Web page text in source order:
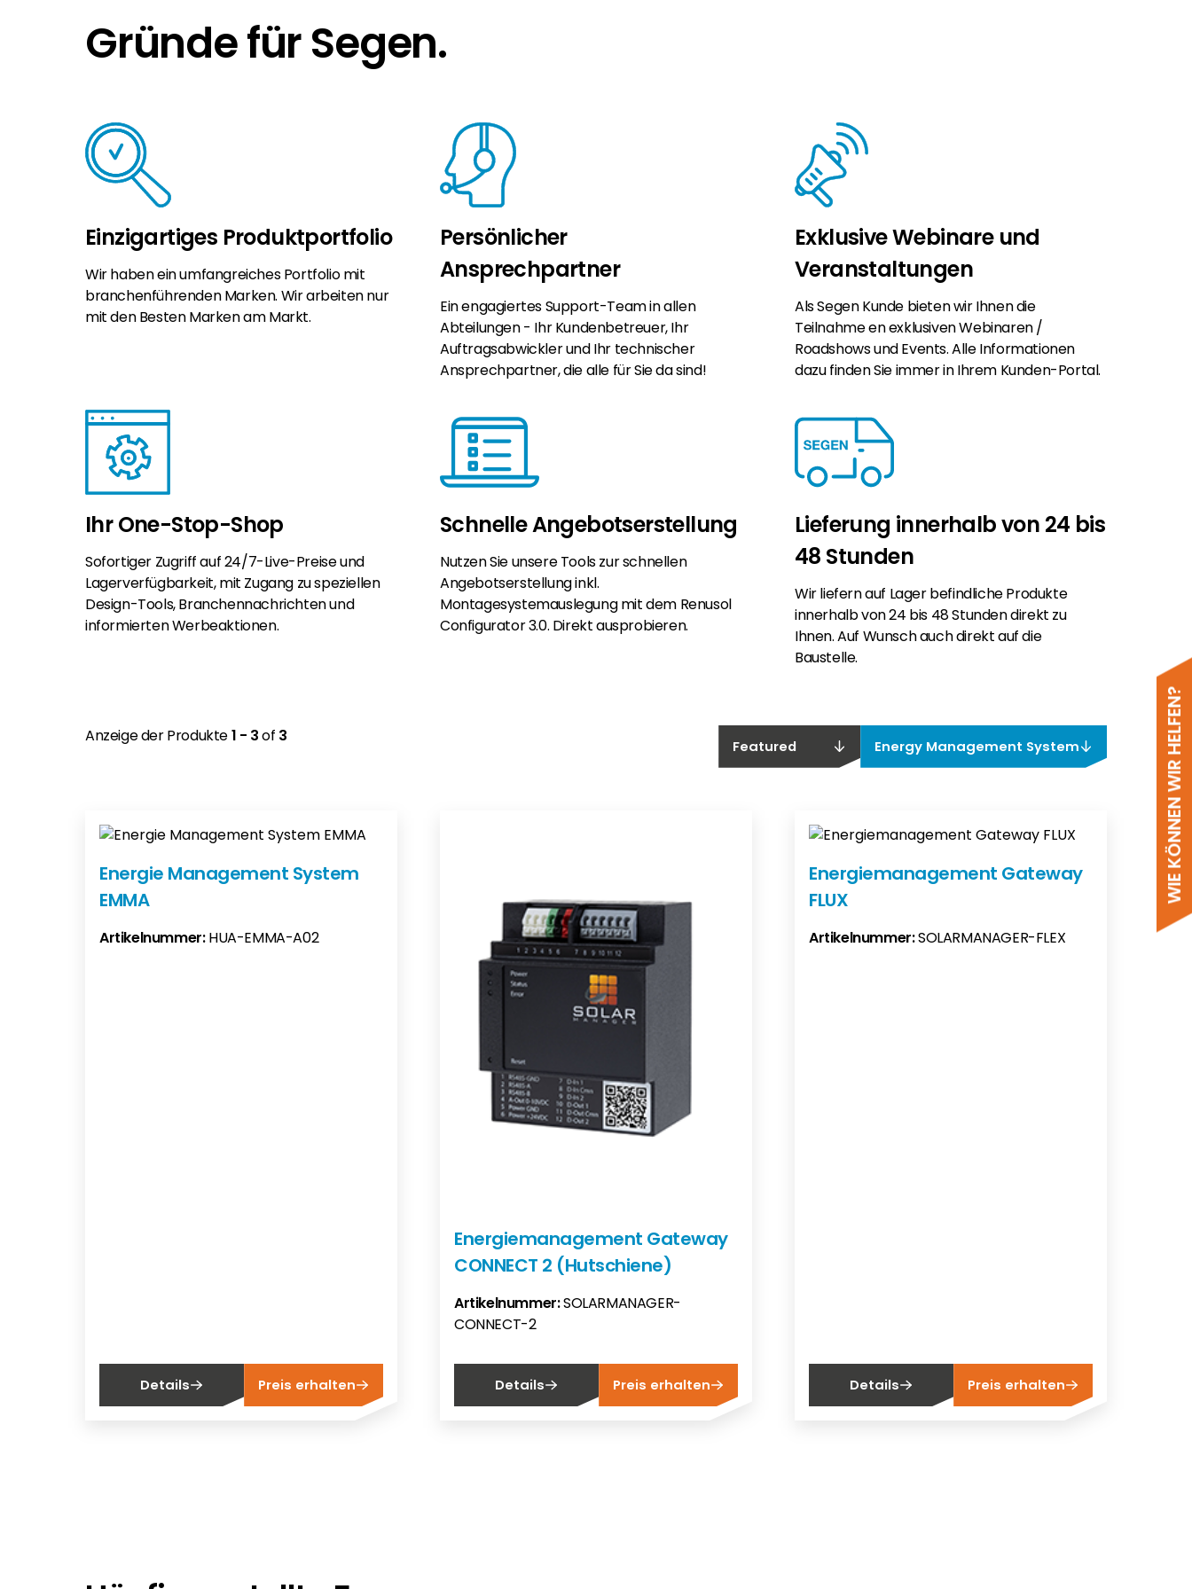
WIE KÖNNEN WIR HELFEN?
Gründe für Segen.
Einzigartiges Produktportfolio
Wir haben ein umfangreiches Portfolio mit
branchenführenden Marken. Wir arbeiten nur
mit den Besten Marken am Markt.
Persönlicher
Ansprechpartner
Ein engagiertes Support-Team in allen
Abteilungen - Ihr Kundenbetreuer, Ihr
Auftragsabwickler und Ihr technischer
Ansprechpartner, die alle für Sie da sind!
Exklusive Webinare und
Veranstaltungen
Als Segen Kunde bieten wir Ihnen die
Teilnahme en exklusiven Webinaren /
Roadshows und Events. Alle Informationen
dazu finden Sie immer in Ihrem Kunden-Portal.
Ihr One-Stop-Shop
Sofortiger Zugriff auf 24/7-Live-Preise und
Lagerverfügbarkeit, mit Zugang zu speziellen
Design-Tools, Branchennachrichten und
informierten Werbeaktionen.
Schnelle Angebotserstellung
Nutzen Sie unsere Tools zur schnellen
Angebotserstellung inkl.
Montagesystemauslegung mit dem Renusol
Configurator 3.0. Direkt ausprobieren.
Lieferung innerhalb von 24 bis
48 Stunden
Wir liefern auf Lager befindliche Produkte
innerhalb von 24 bis 48 Stunden direkt zu
Ihnen. Auf Wunsch auch direkt auf die
Baustelle.
Anzeige der Produkte1 - 3of 3
Featured Energy Management System
Energie Management System
EMMA
Artikelnummer:HUA-EMMA-A02
Details Preis erhalten
Energiemanagement Gateway
CONNECT 2 (Hutschiene)
Artikelnummer:SOLARMANAGER-
CONNECT-2
Details Preis erhalten
Energiemanagement Gateway
FLUX
Artikelnummer:SOLARMANAGER-FLEX
Details Preis erhalten